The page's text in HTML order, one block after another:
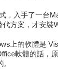
，入手了一台
方案，才安裝
上的軟體是
軟體的話，